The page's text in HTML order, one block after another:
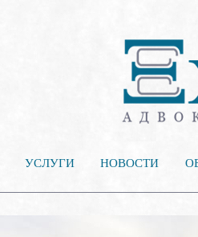
УСЛУГИ НОВОСТИ